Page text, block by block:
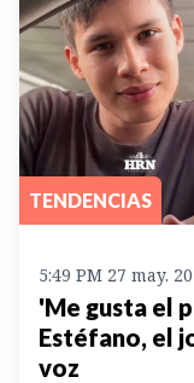
TENDENCIAS
5:49 PM 27 may.
'Me gusta el
Estéfano, el
voz